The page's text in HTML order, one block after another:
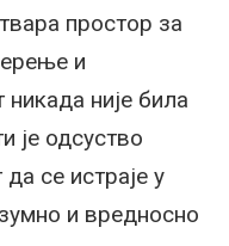
простор за
и
није била
је одсуство
се истраје у
и вредносно